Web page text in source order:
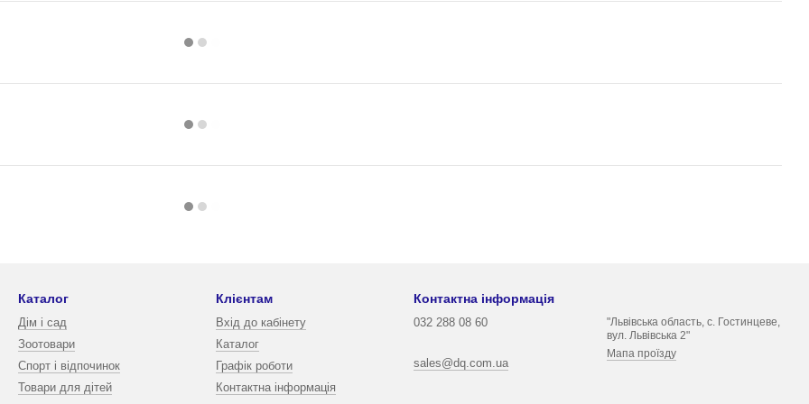
Каталог
Дім і сад
Зоотовари
Спорт і відпочинок
Товари для дітей
Клієнтам
Вхід до кабінету
Каталог
Графік роботи
Контактна інформація
Контактна інформація
032 288 08 60
sales@dq.com.ua
"Львівська область, с. Гостинцеве,
вул. Львівська 2"
Мапа проїзду